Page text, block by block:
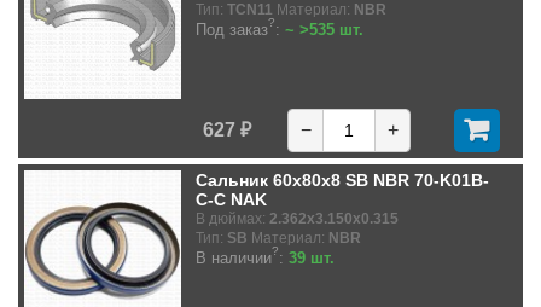
Тип: TCN11 Материал: NBR
Под заказ?: ~ >535 шт.
627 ₽ − +
Сальник 60x80x8 SB NBR 70-K01B-
C-C NAK
В дюймах: 2.362x3.150x0.315
Тип: SB Материал: NBR
В наличии?: 39 шт.